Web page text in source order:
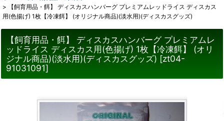
>
【飼育用品・餌】 ディスカスハンバーグ プレミアムレッドライス ディスカス
用(色揚げ) 1枚【冷凍餌】 (オリジナル商品)(淡水用)(ディスカスグッズ)
【飼育用品・餌】 ディスカスハンバーグ プレミアムレ
ッドライス ディスカス用(色揚げ) 1枚【冷凍餌】 (オリ
ジナル商品)(淡水用)(ディスカスグッズ) [zt04-
91031091]